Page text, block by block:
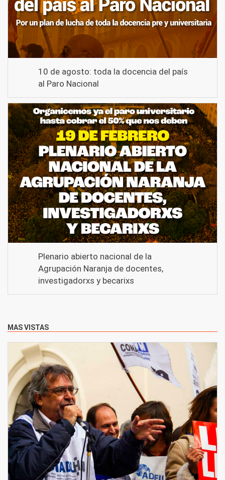
10 de agosto: toda la docencia del país
al Paro Nacional
Plenario abierto nacional de la
Agrupación Naranja de docentes,
investigadorxs y becarixs
MAS VISTAS